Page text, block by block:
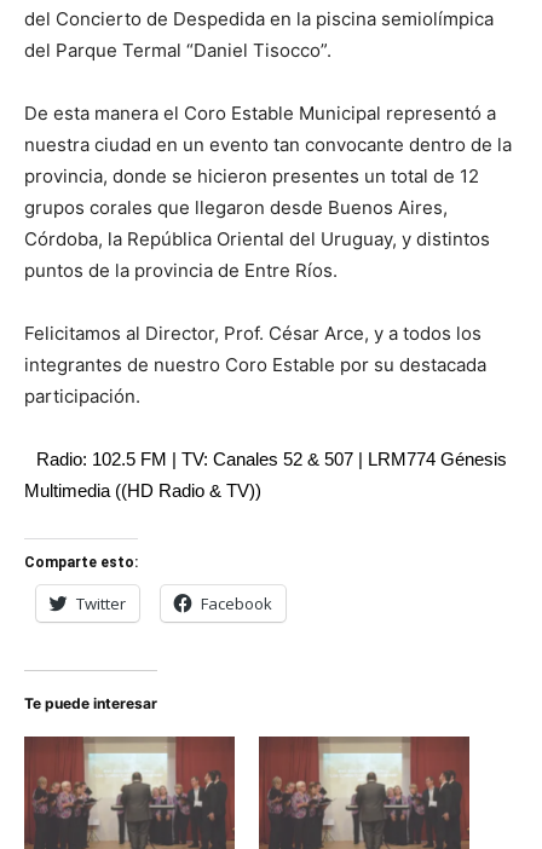
del Concierto de Despedida en la piscina semiolímpica
del Parque Termal “Daniel Tisocco”.
De esta manera el Coro Estable Municipal representó a
nuestra ciudad en un evento tan convocante dentro de la
provincia, donde se hicieron presentes un total de 12
grupos corales que llegaron desde Buenos Aires,
Córdoba, la República Oriental del Uruguay, y distintos
puntos de la provincia de Entre Ríos.
Felicitamos al Director, Prof. César Arce, y a todos los
integrantes de nuestro Coro Estable por su destacada
participación.
Radio: 102.5 FM | TV: Canales 52 & 507 | LRM774 Génesis
Multimedia ((HD Radio & TV))
Comparte esto:
Twitter Facebook
Te puede interesar